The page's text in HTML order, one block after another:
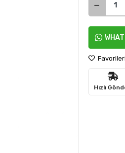
Hızlı